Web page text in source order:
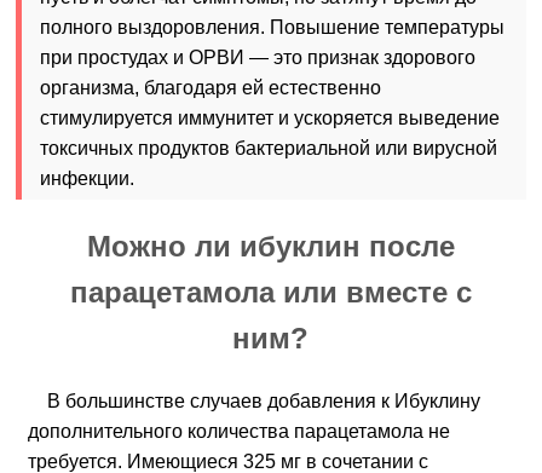
полного выздоровления. Повышение температуры
при простудах и ОРВИ — это признак здорового
организма, благодаря ей естественно
стимулируется иммунитет и ускоряется выведение
токсичных продуктов бактериальной или вирусной
инфекции.
Можно ли ибуклин после
парацетамола или вместе с
ним?
В большинстве случаев добавления к Ибуклину
дополнительного количества парацетамола не
требуется. Имеющиеся 325 мг в сочетании с